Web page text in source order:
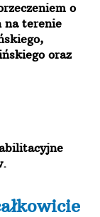
o
na terenie
oraz